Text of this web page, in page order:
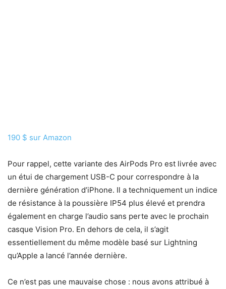
190 $ sur Amazon
Pour rappel, cette variante des AirPods Pro est livrée avec
un étui de chargement USB-C pour correspondre à la
dernière génération d’iPhone. Il a techniquement un indice
de résistance à la poussière IP54 plus élevé et prendra
également en charge l’audio sans perte avec le prochain
casque Vision Pro. En dehors de cela, il s’agit
essentiellement du même modèle basé sur Lightning
qu’Apple a lancé l’année dernière.
Ce n’est pas une mauvaise chose : nous avons attribué à